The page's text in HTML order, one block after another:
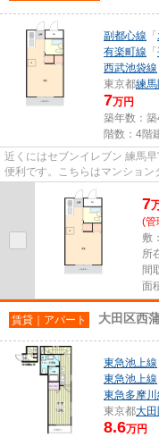
副都心線 「
有楽町線 「
西武池袋線
東京都練馬
7万円
築年数：築
階数：4階
近くにはセブンイレブン 練馬
便利です。こちらはマンショ
可能な物件です。駅徒歩9分に...
7
(管
敷
所
間
面
賃貸｜アパート 大田区西
東急池上線
東急池上線
東急多摩川
東京都大田
8.6万円